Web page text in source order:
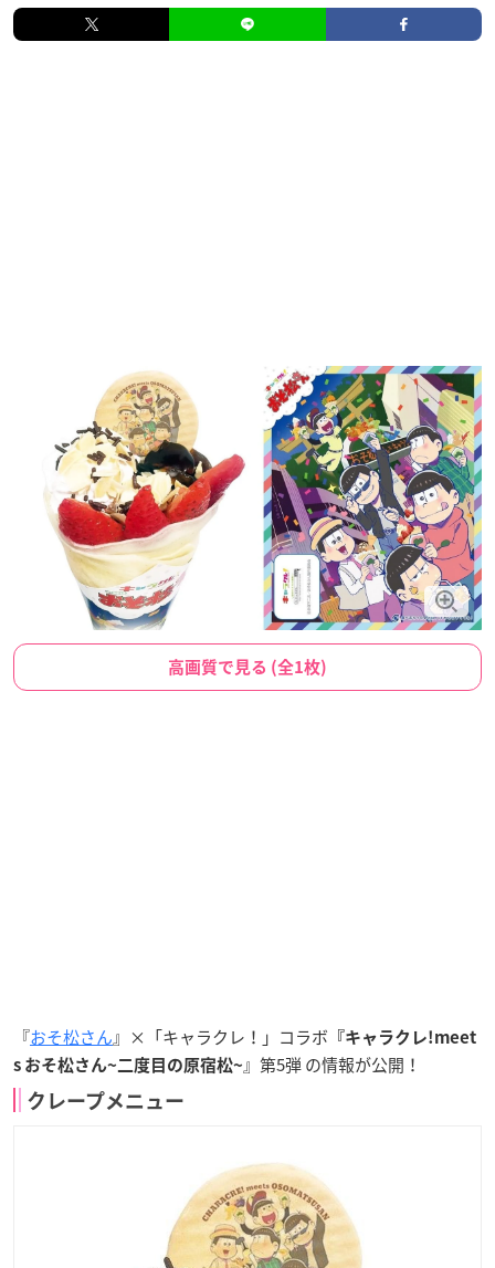
高画質で見る (全1枚)
『おそ松さん』×「キャラクレ！」コラボ 『キャラクレ!meet
s おそ松さん~二度目の原宿松~』第5弾 の情報が公開！
クレープメニュー